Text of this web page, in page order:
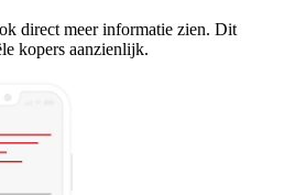
direct meer informatie zien. Dit
kopers aanzienlijk.